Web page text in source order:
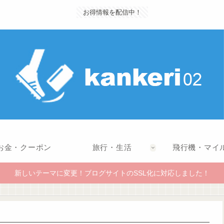
お得情報を配信中！
金・クーポン 旅行・生活 飛行機・マイ
新しいテーマに変更！ブログサイトのSSL化に対応しました！